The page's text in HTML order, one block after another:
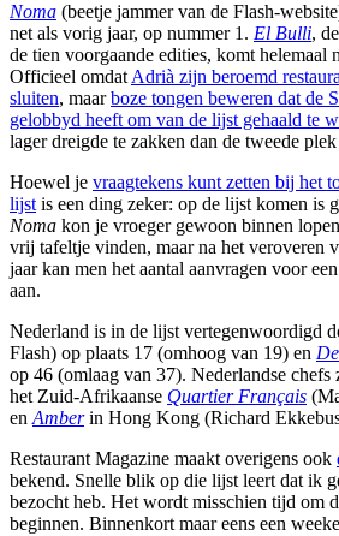
Noma (beetje jammer van de Flash-
net als vorig jaar, op nummer 1. El Bulli,
de tien voorgaande edities, komt helemaal
Officieel omdatAdrià zijn beroemd
sluiten, maarboze tongen beweren dat de
gelobbyd heeft om van de lijst gehaald te
lager dreigde te zakken dan de tweede
Hoewel je vraagtekens kunt zetten bij het
lijstis een ding zeker: op de lijst komen is
Noma kon je vroeger gewoon binnen
vrij tafeltje vinden, maar na het veroveren
jaar kan men het aantal aanvragen voor
aan.
Nederland is in de lijst vertegenwoordigd
Flash) op plaats 17 (omhoog van 19) en
op 46 (omlaag van 37). Nederlandse
het Zuid-Afrikaanse Quartier Français
enAmberin Hong Kong (Richard
Restaurant Magazine maakt overigens ook
bekend. Snelle blik op die lijst leert dat ik
bezocht heb. Het wordt misschien tijd om
beginnen. Binnenkort maar eens een